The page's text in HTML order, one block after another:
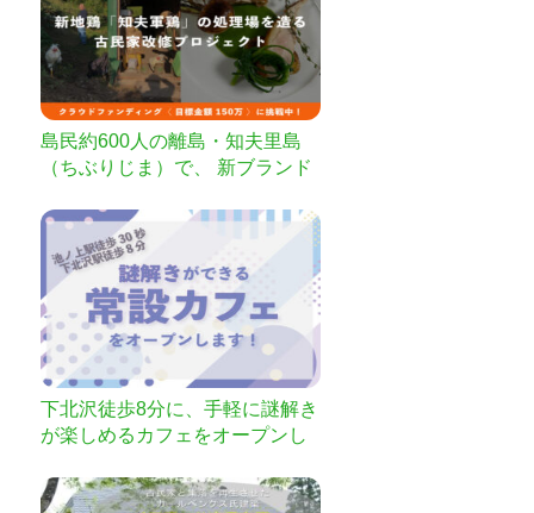
島民約600人の離島・知夫里島
（ちぶりじま）で、 新ブランド
る
下北沢徒歩8分に、手軽に謎解き
が楽しめるカフェをオープンし